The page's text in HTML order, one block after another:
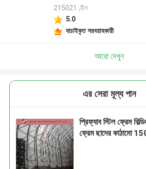
215021 ,চীন
5.0
যাচাইকৃত সরবরাহকারী
আরো দেখুন
এর সেরা মূল্য পান
প্রিফ্যাব স্টিল ফ্রেম
ফ্রেম ছাদের কাঠামো